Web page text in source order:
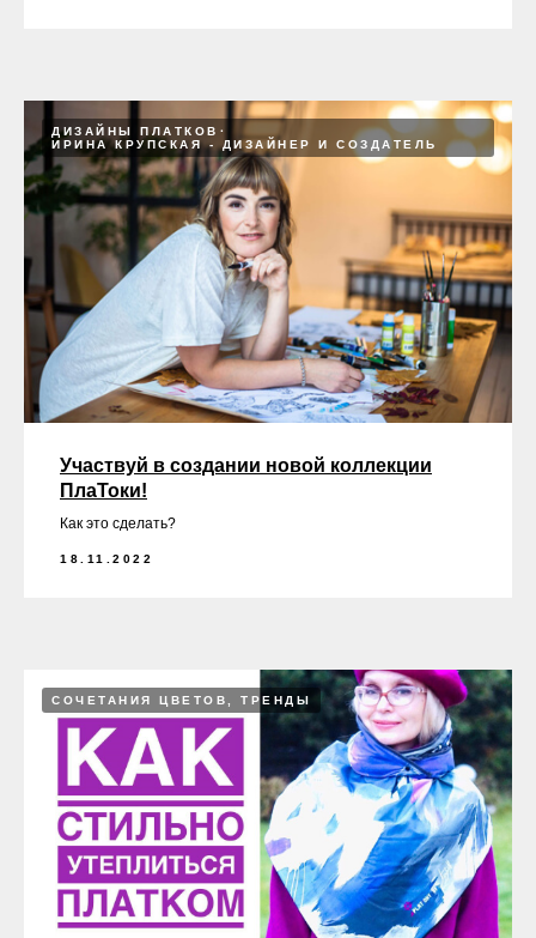
ДИЗАЙНЫ ПЛАТКОВ
ИРИНА КРУПСКАЯ - ДИЗАЙНЕР И СОЗДАТЕЛЬ
Участвуй в создании новой коллекции
ПлаТоки!
Как это сделать?
18.11.2022
СОЧЕТАНИЯ ЦВЕТОВ, ТРЕНДЫ